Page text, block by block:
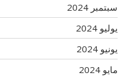
سبتمبر 2024
يوليو 2024
يونيو 2024
مايو 2024